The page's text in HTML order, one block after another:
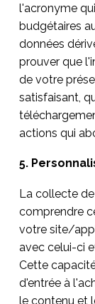
l'acronyme
budgétaires
données
prouver que
de votre
satisfaisant,
actions qui
5.
La collecte
comprendre
votre site/
avec celui-ci
Cette
d'entrée à
le contenu et